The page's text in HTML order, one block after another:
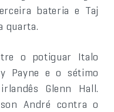
bateria e Taj
quarta.
o potiguar Italo
Payne e o sétimo
Glenn Hall.
André contra o